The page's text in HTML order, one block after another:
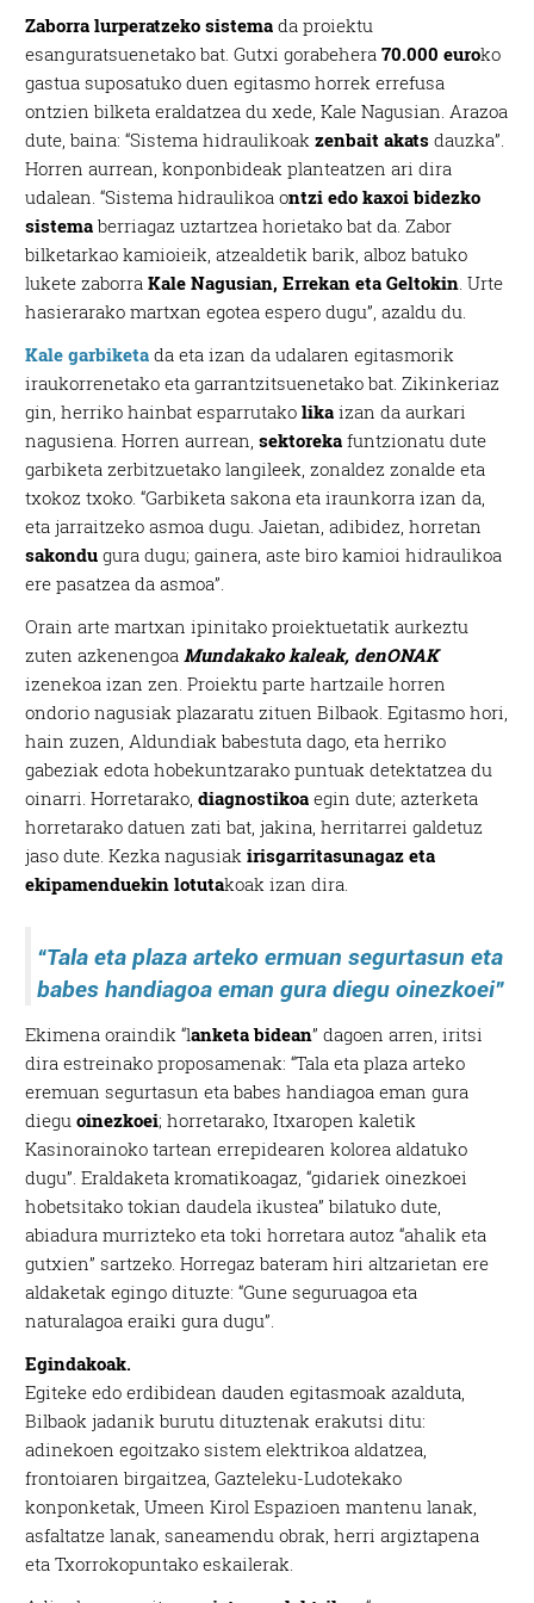
Zaborra lurperatzeko sistema da proiektu
esanguratsuenetako bat. Gutxi gorabehera 70.000 euroko
gastua suposatuko duen egitasmo horrek errefusa
ontzien bilketa eraldatzea du xede, Kale Nagusian. Arazoa
dute, baina: “Sistema hidraulikoakzenbait akats dauzka”.
Horren aurrean, konponbideak planteatzen ari dira
udalean. “Sistema hidraulikoa ontzi edo kaxoi bidezko
sistema berriagaz uztartzea horietako bat da. Zabor
bilketarkao kamioieik, atzealdetik barik, alboz batuko
lukete zaborraKale Nagusian, Errekan eta Geltokin . Urte
hasierarako martxan egotea espero dugu”, azaldu du.
Kale garbiketa da eta izan da udalaren egitasmorik
iraukorrenetako eta garrantzitsuenetako bat. Zikinkeriaz
gin, herriko hainbat esparrutakolika izan da aurkari
nagusiena. Horren aurrean,sektoreka funtzionatu dute
garbiketa zerbitzuetako langileek, zonaldez zonalde eta
txokoz txoko. “Garbiketa sakona eta iraunkorra izan da,
eta jarraitzeko asmoa dugu. Jaietan, adibidez, horretan
sakondu gura dugu; gainera, aste biro kamioi hidraulikoa
ere pasatzea da asmoa”.
Orain arte martxan ipinitako proiektuetatik aurkeztu
zuten azkenengoa Mundakako kaleak, denONAK
izenekoa izan zen. Proiektu parte hartzaile horren
ondorio nagusiak plazaratu zituen Bilbaok. Egitasmo hori,
hain zuzen, Aldundiak babestuta dago, eta herriko
gabeziak edota hobekuntzarako puntuak detektatzea du
oinarri. Horretarako,diagnostikoa egin dute; azterketa
horretarako datuen zati bat, jakina, herritarrei galdetuz
jaso dute. Kezka nagusiakirisgarritasunagaz eta
ekipamenduekin lotutakoak izan dira.
“Tala eta plaza arteko ermuan segurtasun eta
babes handiagoa eman gura diegu oinezkoei”
Ekimena oraindik “lanketa bidean” dagoen arren, iritsi
dira estreinako proposamenak: “Tala eta plaza arteko
eremuan segurtasun eta babes handiagoa eman gura
dieguoinezkoei; horretarako, Itxaropen kaletik
Kasinorainoko tartean errepidearen kolorea aldatuko
dugu”. Eraldaketa kromatikoagaz, “gidariek oinezkoei
hobetsitako tokian daudela ikustea” bilatuko dute,
abiadura murrizteko eta toki horretara autoz “ahalik eta
gutxien” sartzeko. Horregaz bateram hiri altzarietan ere
aldaketak egingo dituzte: “Gune seguruagoa eta
naturalagoa eraiki gura dugu”.
Egindakoak.
Egiteke edo erdibidean dauden egitasmoak azalduta,
Bilbaok jadanik burutu dituztenak erakutsi ditu:
adinekoen egoitzako sistem elektrikoa aldatzea,
frontoiaren birgaitzea, Gazteleku-Ludotekako
konponketak, Umeen Kirol Espazioen mantenu lanak,
asfaltatze lanak, saneamendu obrak, herri argiztapena
eta Txorrokopuntako eskailerak.